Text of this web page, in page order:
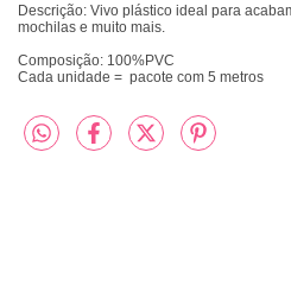
Descrição: Vivo plástico ideal para
mochilas e muito mais.
Composição: 100%PVC
Cada unidade = pacote com 5 metros